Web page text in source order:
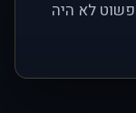
לא היה